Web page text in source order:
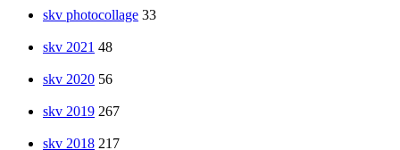
skv photocollage 33
skv 2021 48
skv 2020 56
skv 2019 267
skv 2018 217